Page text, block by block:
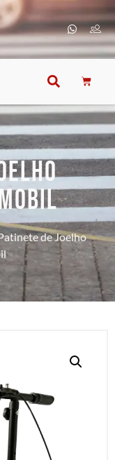
de Joelho